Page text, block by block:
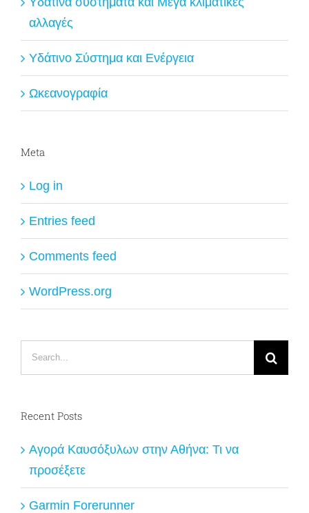
αλλαγές
Υδάτινο Σύστημα και Ενέργεια
Ωκεανογραφία
Meta
Log in
Entries feed
Comments feed
WordPress.org
Recent Posts
Αγορά Καυσόξυλων στην Αθήνα: Τι να
προσέξετε
Garmin Forerunner